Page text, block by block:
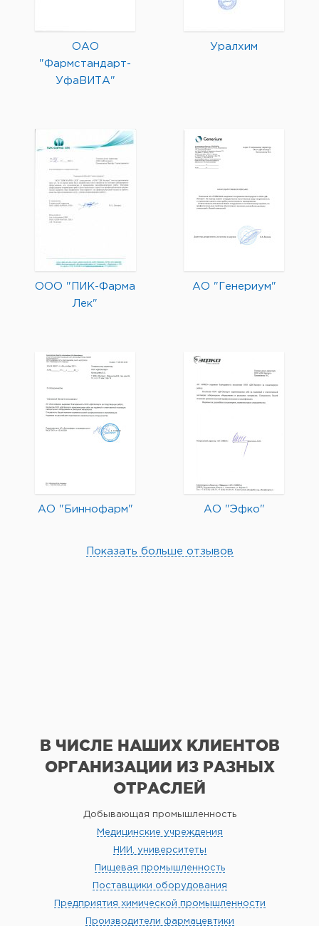
ОАО
"Фармстандарт-
УфаВИТА"
Уралхим
ООО "ПИК-Фарма
Лек"
АО "Генериум"
АО "Биннофарм" АО "Эфко"
Показать больше отзывов
В ЧИСЛЕ НАШИХ КЛИЕНТОВ
ОРГАНИЗАЦИИ ИЗ РАЗНЫХ
ОТРАСЛЕЙ
Добывающая промышленность
Медицинские учреждения
НИИ, университеты
Пищевая промышленность
Поставщики оборудования
Предприятия химической промышленности
Производители фармацевтики